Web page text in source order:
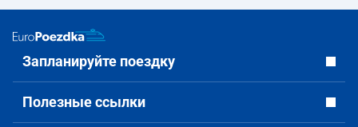
Запланируйте поездку
Полезные ссылки